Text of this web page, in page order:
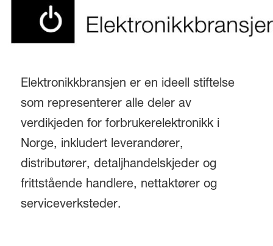
Elektronikkbransjen er en ideell stiftelse
som representerer alle deler av
verdikjeden for forbrukerelektronikk i
Norge, inkludert leverandører,
distributører, detaljhandelskjeder og
frittstående handlere, nettaktører og
serviceverksteder.